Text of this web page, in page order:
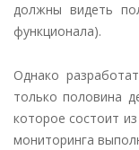
должны видеть
функционала).
Однако
только половина
которое состоит
мониторинга